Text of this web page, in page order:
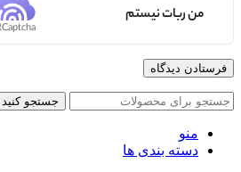
من ربات نیستم
جستجو کنید
منو
دسته بندی ها